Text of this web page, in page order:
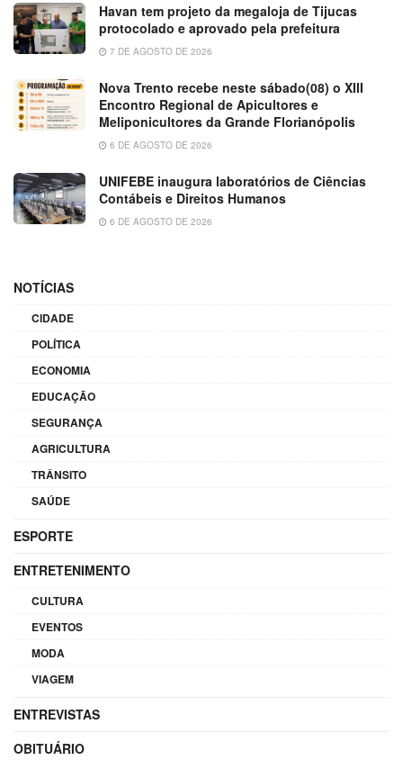
Havan tem projeto da megaloja de Tijucas
protocolado e aprovado pela prefeitura
7 DE AGOSTO DE 2026
Nova Trento recebe neste sábado(08) o XIII
Encontro Regional de Apicultores e
Meliponicultores da Grande Florianópolis
6 DE AGOSTO DE 2026
UNIFEBE inaugura laboratórios de Ciências
Contábeis e Direitos Humanos
6 DE AGOSTO DE 2026
NOTÍCIAS
CIDADE
POLÍTICA
ECONOMIA
EDUCAÇÃO
SEGURANÇA
AGRICULTURA
TRÂNSITO
SAÚDE
ESPORTE
ENTRETENIMENTO
CULTURA
EVENTOS
MODA
VIAGEM
ENTREVISTAS
OBITUÁRIO